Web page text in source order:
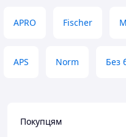
APRO Fischer
APS Norm Без
Покупцям